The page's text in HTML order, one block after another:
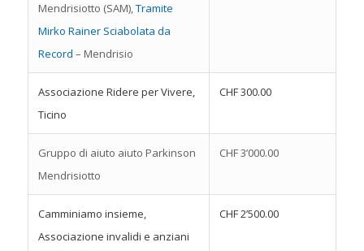
Mendrisiotto (SAM),Tramite
Mirko Rainer Sciabolata da
Record – Mendrisio
Associazione Ridere per Vivere,
Ticino
CHF 300.00
Gruppo di aiuto aiuto Parkinson
Mendrisiotto
CHF 3’000.00
Camminiamo insieme,
Associazione invalidi e anziani
CHF 2’500.00